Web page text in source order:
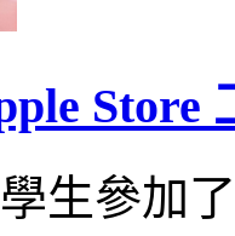
Store
參加了